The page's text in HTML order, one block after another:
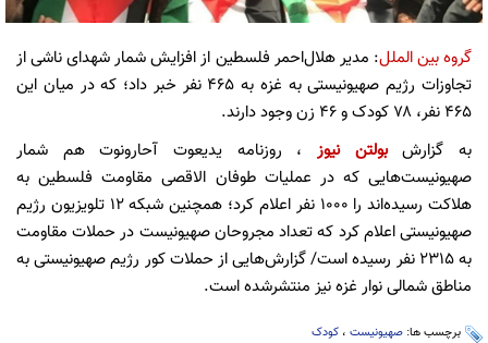
گروه بین الملل: مدیر هلال‌احمر فلسطین از افزایش شمار شهدای ناشی از
تجاوزات رژیم صهیونیستی به غزه به ۴۶۵ نفر خبر داد؛ که در میان این
۴۶۵ نفر، ۷۸ کودک و ۴۶ زن وجود دارند.
به گزارشبولتن نیوز ، روزنامه یدیعوت آحارونوت هم شمار
صهیونیست‌هایی که در عملیات طوفان الاقصی مقاومت فلسطین به
هلاکت رسیده‌اند را ۱۰۰۰ نفر اعلام کرد؛ همچنین شبکه ۱۲ تلویزیون رژیم
صهیونیستی اعلام کرد که تعداد مجروحان صهیونیست در حملات مقاومت
به ۲۳۱۵ نفر رسیده است/ گزارش‌هایی از حملات کور رژیم صهیونیستی به
مناطق شمالی نوار غزه نیز منتشرشده است.
برچسب ها: صهیونیست‌ ، کودک